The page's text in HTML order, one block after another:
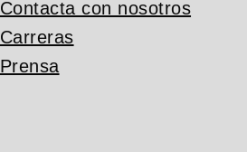
Contacta con nosotros
Carreras
Prensa